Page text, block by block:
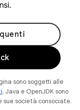
sono soggetti alle
. Java e OpenJDK sono
società consociate.